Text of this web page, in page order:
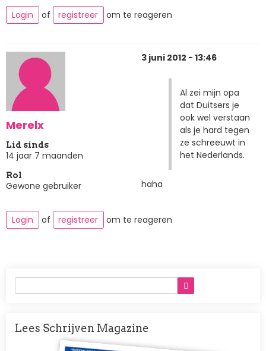
Login
of registreer om te reageren
Merelx
Lid sinds
14 jaar 7 maanden
Rol
Gewone gebruiker
3 juni 2012 - 13:46
Al zei mijn opa
dat Duitsers je
ook wel verstaan
als je hard tegen
ze schreeuwt in
het Nederlands.
haha
Login of registreer om te reageren
Lees Schrijven Magazine
Afbeelding